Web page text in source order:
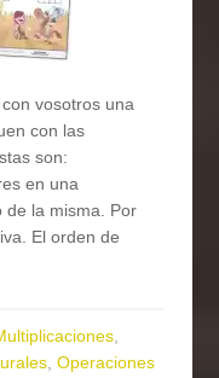
vosotros una
con las
son:
en una
de la misma. Por
El orden de
,
,Operaciones